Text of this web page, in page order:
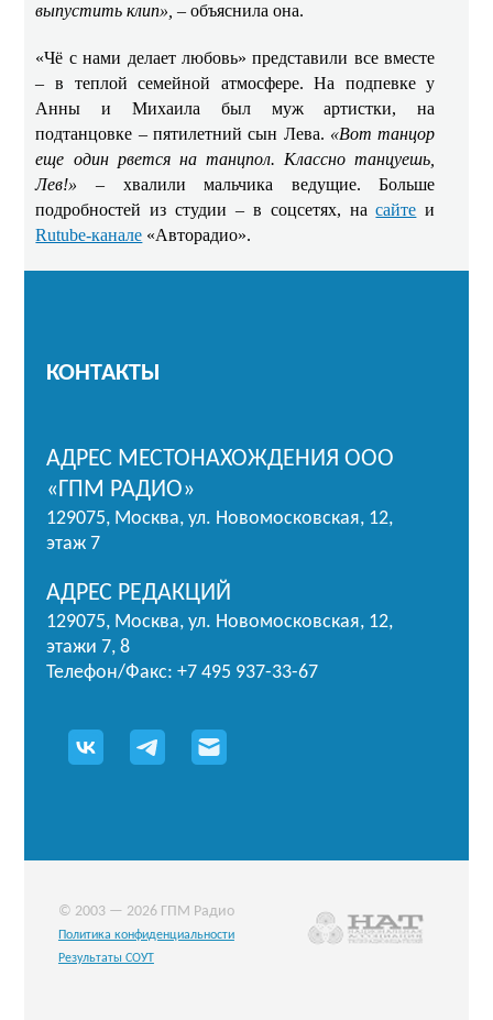
выпустить клип», –объяснила она.
«Чё с нами делает любовь» представили все вместе
– в теплой семейной атмосфере. На подпевке у
Анны и Михаила был муж артистки, на
подтанцовке – пятилетний сын Лева. «Вот танцор
еще один рвется на танцпол. Классно танцуешь,
Лев!» – хвалили мальчика ведущие. Больше
подробностей из студии – в соцсетях, насайте и
Rutube-канале «Авторадио».
КОНТАКТЫ
АДРЕС МЕСТОНАХОЖДЕНИЯ ООО
«ГПМ РАДИО»
129075, Москва, ул. Новомосковская, 12,
этаж 7
АДРЕС РЕДАКЦИЙ
129075, Москва, ул. Новомосковская, 12,
этажи 7, 8
Телефон/Факс: +7 495 937-33-67
© 2003 — 2026 ГПМ Радио
Политика конфиденциальности
Результаты СОУТ